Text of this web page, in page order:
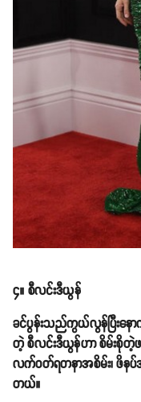
၄။ စီလင်းဒီယွန်
ခင်ပွန်းသည်ကွယ်လွန်ပြီးန
တဲ့ စီလင်းဒီယွန်ဟာ စိမ်းစို
လက်ဝတ်ရတနာအစိမ်း၊ ဖိနပ်
တယ်။